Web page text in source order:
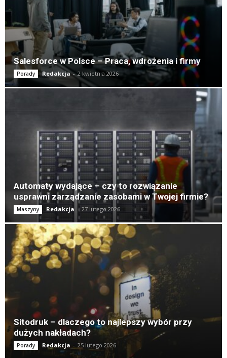
Salesforce w Polsce – Praca, wdrożenia i firmy
Porady Redakcja - 2 kwietnia 2026
Automaty wydające – czy to rozwiązanie
usprawni zarządzanie zasobami w Twojej firmie?
Maszyny Redakcja - 27 lutego 2026
Sitodruk – dlaczego to najlepszy wybór przy
dużych nakładach?
Porady Redakcja - 25 lutego 2026